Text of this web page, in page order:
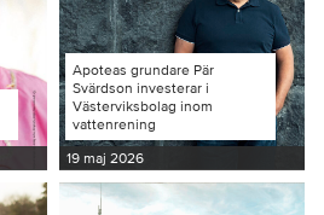
Apoteas grundare Pär
Svärdson investerar i
Västerviksbolag inom
vattenrening
19 maj 2026